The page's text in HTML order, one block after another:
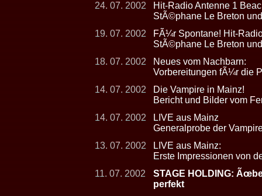
24. 07. 2002
Hit-Radio Antenne 1
StÃ©phane Le Breton
19. 07. 2002
FÃ¼r Spontane! Hit-
StÃ©phane Le Breton
18. 07. 2002
Neues vom Nachbarn:
Vorbereitungen fÃ¼r die
14. 07. 2002
Die Vampire in Mainz!
Bericht und Bilder vom
14. 07. 2002
LIVE aus Mainz
Generalprobe der
13. 07. 2002
LIVE aus Mainz:
Erste Impressionen von
11. 07. 2002
STAGE HOLDING:
perfekt